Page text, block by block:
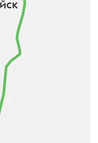
-